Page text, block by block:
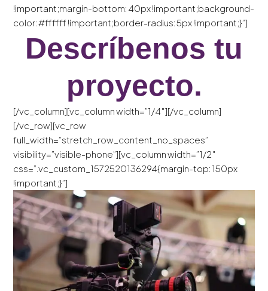
!important;margin-bottom: 40px !important;background-
color: #ffffff !important;border-radius: 5px !important;}”]
Descríbenos tu
proyecto.
[/vc_column][vc_column width=”1/4″][/vc_column]
[/vc_row][vc_row
full_width=”stretch_row_content_no_spaces”
visibility=”visible-phone”][vc_column width=”1/2″
css=”.vc_custom_1572520136294{margin-top: 150px
!important;}”]